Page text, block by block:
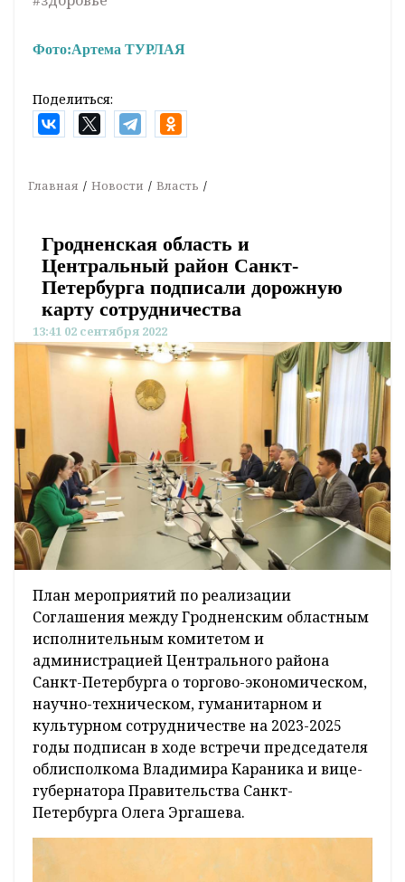
Фото:Артема ТУРЛАЯ
Поделиться:
Главная Новости Власть
Гродненская область и
Центральный район Санкт-
Петербурга подписали дорожную
карту сотрудничества
13:41 02 сентября 2022
План мероприятий по реализации
Соглашения между Гродненским областным
исполнительным комитетом и
администрацией Центрального района
Санкт-Петербурга о торгово-экономическом,
научно-техническом, гуманитарном и
культурном сотрудничестве на 2023-2025
годы подписан в ходе встречи председателя
облисполкома Владимира Караника и вице-
губернатора Правительства Санкт-
Петербурга Олега Эргашева.